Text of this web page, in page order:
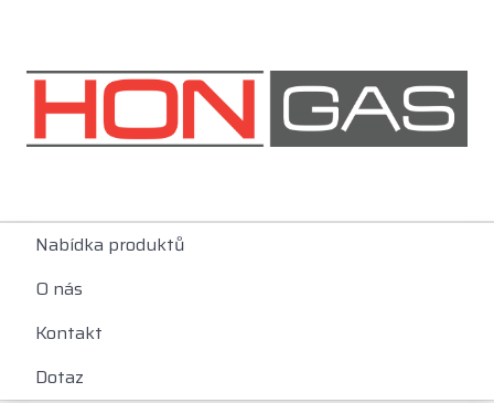
Nabídka produktů
O nás
Kontakt
Dotaz